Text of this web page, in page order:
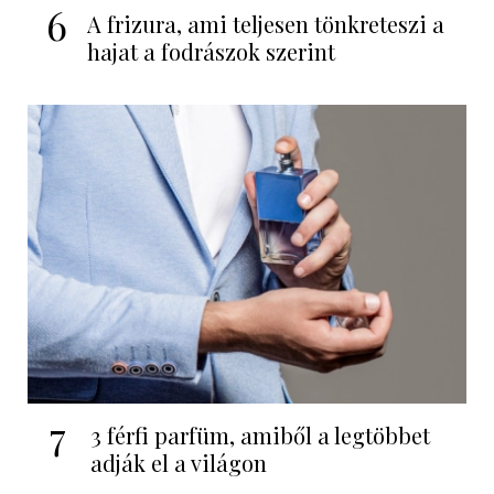
6
A frizura, ami teljesen tönkreteszi a
hajat a fodrászok szerint
7
3 férfi parfüm, amiből a legtöbbet
adják el a világon